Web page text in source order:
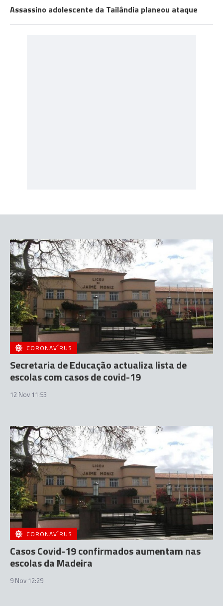
Assassino adolescente da Tailândia planeou ataque
CORONAVÍRUS
Secretaria de Educação actualiza lista de
escolas com casos de covid-19
12 Nov 11:53
CORONAVÍRUS
Casos Covid-19 confirmados aumentam nas
escolas da Madeira
9 Nov 12:29